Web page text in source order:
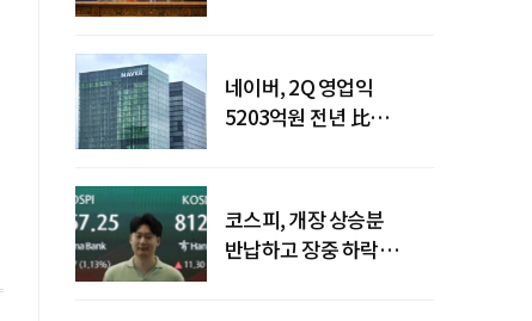
네이버, 2Q 영업익
5203억원 전년 比
코스피, 개장 상승분
반납하고 장중 하락